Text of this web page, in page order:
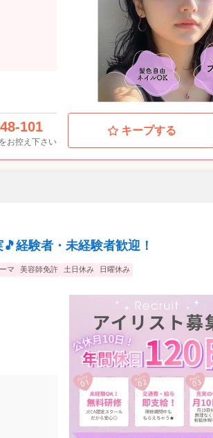
101
をお控え下さい
キープする
経験者・未経験者歓迎！
マ 美容師免許 土日休み 日曜休み